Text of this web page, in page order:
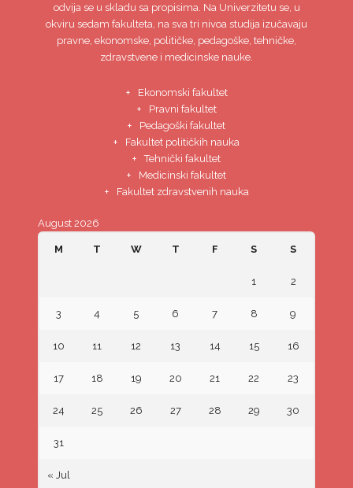
odvija se u skladu sa propisima. Na Univerzitetu se, u
okviru sedam fakulteta, na sva tri nivoa studija izučavaju
pravne, ekonomske, političke, pedagoške, tehničke,
zdravstvene i medicinske nauke.
Ekonomski fakultet
Pravni fakultet
Pedagoški fakultet
Fakultet političkih nauka
Tehnički fakultet
Medicinski fakultet
Fakultet zdravstvenih nauka
August 2026
M T W T F S S
« Jul
1 2
3 4 5 6 7 8 9
10 11 12 13 14 15 16
17 18 19 20 21 22 23
24 25 26 27 28 29 30
31